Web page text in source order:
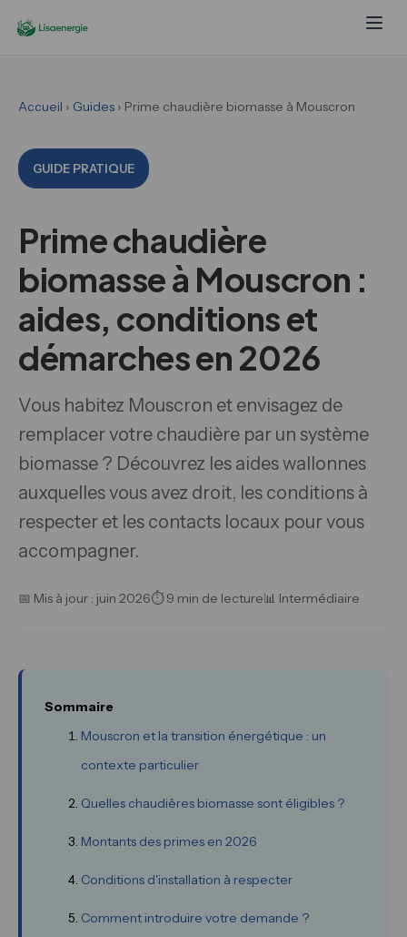
Accueil › Guides › Prime chaudière biomasse à Mouscron
GUIDE PRATIQUE
Prime chaudière
biomasse à Mouscron :
aides, conditions et
démarches en 2026
Vous habitez Mouscron et envisagez de
remplacer votre chaudière par un système
biomasse ? Découvrez les aides wallonnes
auxquelles vous avez droit, les conditions à
respecter et les contacts locaux pour vous
accompagner.
📅 Mis à jour : juin 2026⏱ 9 min de lecture📊 Intermédiaire
Sommaire
Mouscron et la transition énergétique : un
contexte particulier
Quelles chaudières biomasse sont éligibles ?
Montants des primes en 2026
Conditions d'installation à respecter
Comment introduire votre demande ?